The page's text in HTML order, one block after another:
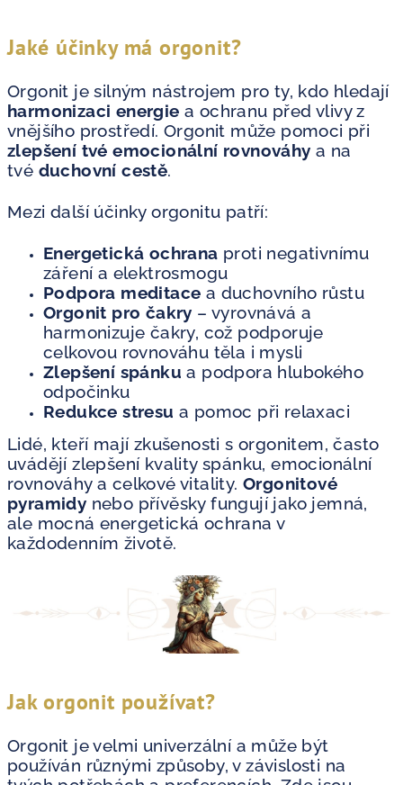
Jaké účinky má orgonit?
Orgonit je silným nástrojem pro ty, kdo hledají
harmonizaci energie a ochranu před vlivy z
vnějšího prostředí. Orgonit může pomoci při
zlepšení tvé emocionální rovnováhy a na
tvé duchovní cestě.
Mezi další účinky orgonitu patří:
Energetická ochrana proti negativnímu
záření a elektrosmogu
Podpora meditace a duchovního růstu
Orgonit pro čakry – vyrovnává a
harmonizuje čakry, což podporuje
celkovou rovnováhu těla i mysli
Zlepšení spánku a podpora hlubokého
odpočinku
Redukce stresu a pomoc při relaxaci
Lidé, kteří mají zkušenosti s orgonitem, často
uvádějí zlepšení kvality spánku, emocionální
rovnováhy a celkové vitality. Orgonitové
pyramidy nebo přívěsky fungují jako jemná,
ale mocná energetická ochrana v
každodenním životě.
Jak orgonit používat?
Orgonit je velmi univerzální a může být
používán různými způsoby, v závislosti na